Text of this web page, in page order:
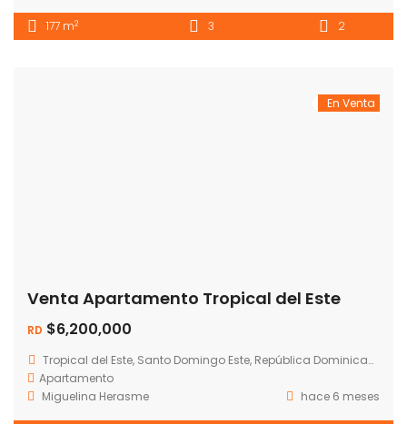
177 m2 3 2
En Venta
Venta Apartamento Tropical del Este
RD $6,200,000
Tropical del Este, Santo Domingo Este, República Dominicana
Apartamento
Miguelina Herasme
hace 6 meses